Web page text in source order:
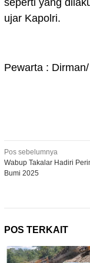
seperti yang
ujar Kapolri.
Pewarta :
Navigasi
pos
Pos sebelumnya
Wabup Takalar Hadiri
Bumi 2025
POS TERKAIT